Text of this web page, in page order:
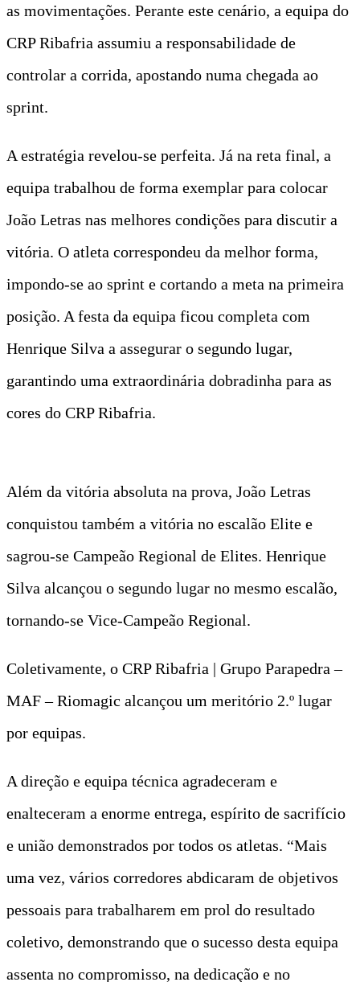
as movimentações. Perante este cenário, a equipa do
CRP Ribafria assumiu a responsabilidade de
controlar a corrida, apostando numa chegada ao
sprint.
A estratégia revelou-se perfeita. Já na reta final, a
equipa trabalhou de forma exemplar para colocar
João Letras nas melhores condições para discutir a
vitória. O atleta correspondeu da melhor forma,
impondo-se ao sprint e cortando a meta na primeira
posição. A festa da equipa ficou completa com
Henrique Silva a assegurar o segundo lugar,
garantindo uma extraordinária dobradinha para as
cores do CRP Ribafria.
Além da vitória absoluta na prova, João Letras
conquistou também a vitória no escalão Elite e
sagrou-se Campeão Regional de Elites. Henrique
Silva alcançou o segundo lugar no mesmo escalão,
tornando-se Vice-Campeão Regional.
Coletivamente, o CRP Ribafria | Grupo Parapedra –
MAF – Riomagic alcançou um meritório 2.º lugar
por equipas.
A direção e equipa técnica agradeceram e
enalteceram a enorme entrega, espírito de sacrifício
e união demonstrados por todos os atletas. “Mais
uma vez, vários corredores abdicaram de objetivos
pessoais para trabalharem em prol do resultado
coletivo, demonstrando que o sucesso desta equipa
assenta no compromisso, na dedicação e no